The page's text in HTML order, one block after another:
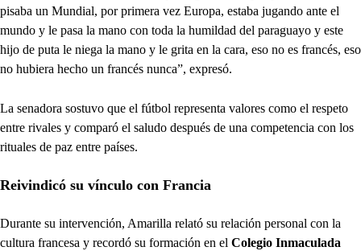
pisaba un Mundial, por primera vez Europa, estaba jugando ante el
mundo y le pasa la mano con toda la humildad del paraguayo y este
hijo de puta le niega la mano y le grita en la cara, eso no es francés, eso
no hubiera hecho un francés nunca”, expresó.
La senadora sostuvo que el fútbol representa valores como el respeto
entre rivales y comparó el saludo después de una competencia con los
rituales de paz entre países.
Reivindicó su vínculo con Francia
Durante su intervención, Amarilla relató su relación personal con la
cultura francesa y recordó su formación en el Colegio Inmaculada